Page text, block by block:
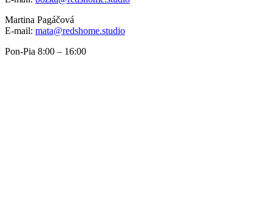
Martina Pagáčová
E-mail: mata@redshome.studio
Pon-Pia 8:00 – 16:00